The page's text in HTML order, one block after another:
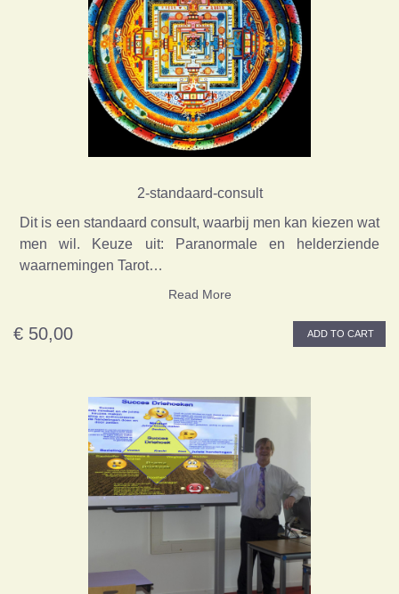
2-standaard-consult
Dit is een standaard consult, waarbij men kan kiezen wat
men wil. Keuze uit: Paranormale en helderziende
waarnemingen Tarot…
Read More
€ 50,00 ADD TO CART